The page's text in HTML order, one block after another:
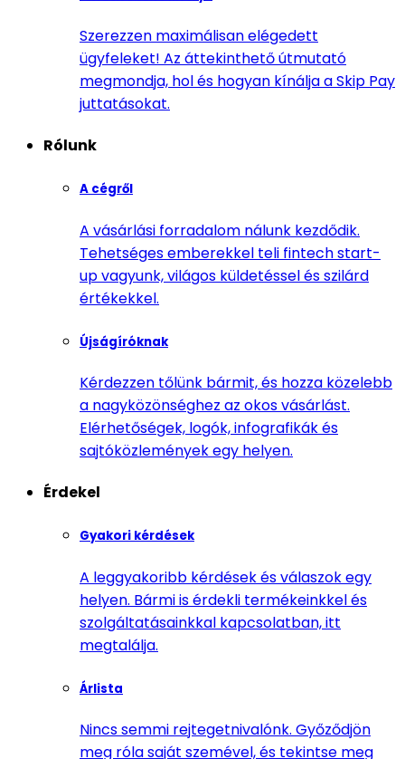
Szerezzen maximálisan elégedett
ügyfeleket! Az áttekinthető útmutató
megmondja, hol és hogyan kínálja a Skip Pay
juttatásokat.
Rólunk
A cégről
A vásárlási forradalom nálunk kezdődik.
Tehetséges emberekkel teli fintech start-
up vagyunk, világos küldetéssel és szilárd
értékekkel.
Újságíróknak
Kérdezzen tőlünk bármit, és hozza közelebb
a nagyközönséghez az okos vásárlást.
Elérhetőségek, logók, infografikák és
sajtóközlemények egy helyen.
Érdekel
Gyakori kérdések
A leggyakoribb kérdések és válaszok egy
helyen. Bármi is érdekli termékeinkkel és
szolgáltatásainkkal kapcsolatban, itt
megtalálja.
Árlista
Nincs semmi rejtegetnivalónk. Győződjön
meg róla saját szemével, és tekintse meg